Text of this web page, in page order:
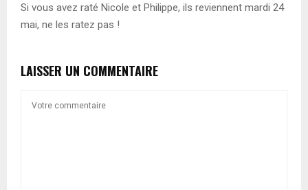
Si vous avez raté Nicole et Philippe, ils reviennent mardi 24
mai, ne les ratez pas !
LAISSER UN COMMENTAIRE